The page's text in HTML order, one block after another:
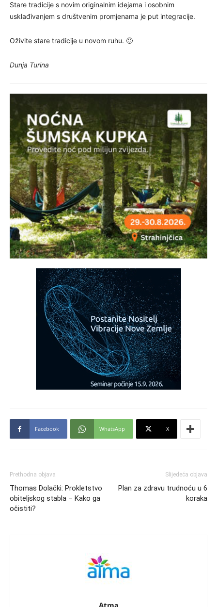
Stare tradicije s novim originalnim idejama i osobnim
usklađivanjem s društvenim promjenama je put integracije.
Oživite stare tradicije u novom ruhu. 🙂
Dunja Turina
Facebook WhatsApp X
Prethodna objava
Thomas Dolački: Prokletstvo
obiteljskog stabla – Kako ga
očistiti?
Slijedeća objava
Plan za zdravu trudnoću u 6
koraka